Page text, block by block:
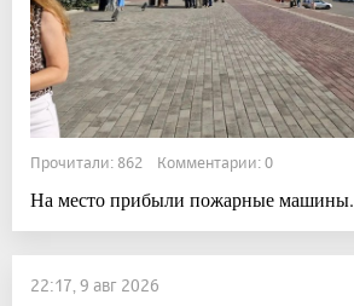
Прочитали: 862 Комментарии: 0
На место прибыли пожарные машины.
22:17, 9 авг 2026